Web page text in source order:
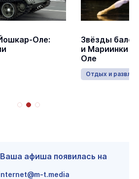
Оле:
Звёзды
и Мариинки
Оле
Отдых и
афиша появилась на
t.media